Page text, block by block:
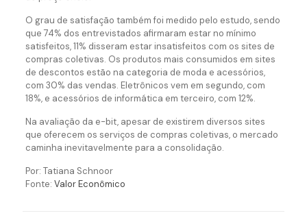
O grau de satisfação também foi medido pelo estudo, sendo
que 74% dos entrevistados afirmaram estar no mínimo
satisfeitos, 11% disseram estar insatisfeitos com os sites de
compras coletivas. Os produtos mais consumidos em sites
de descontos estão na categoria de moda e acessórios,
com 30% das vendas. Eletrônicos vem em segundo, com
18%, e acessórios de informática em terceiro, com 12%.
Na avaliação da e-bit, apesar de existirem diversos sites
que oferecem os serviços de compras coletivas, o mercado
caminha inevitavelmente para a consolidação.
Por: Tatiana Schnoor
Fonte: Valor Econômico